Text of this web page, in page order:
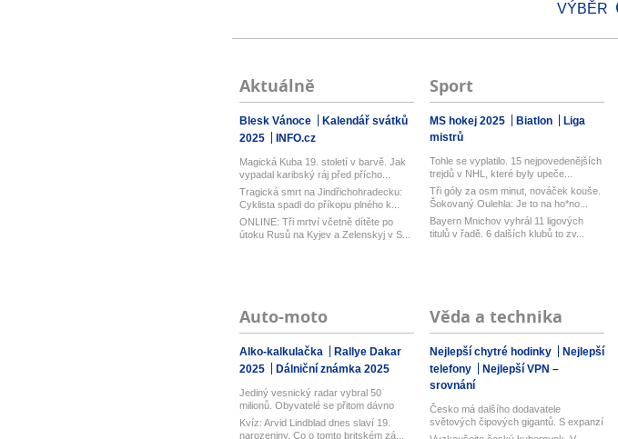
VÝBĚR
Aktuálně
Blesk Vánoce
Kalendář svátků
2025
INFO.cz
Magická Kuba 19. století v barvě. Jak
vypadal karibský ráj před přícho...
Tragická smrt na Jindřichohradecku:
Cyklista spadl do příkopu plného k...
ONLINE: Tři mrtví včetně dítěte po
útoku Rusů na Kyjev a Zelenskyj v S...
Sport
MS hokej 2025 Biatlon
Liga
mistrů
Tohle se vyplatilo. 15 nejpovedenějších
trejdů v NHL, které byly upeče...
Tři góly za osm minut, nováček kouše.
Šokovaný Oulehla: Je to na ho*no...
Bayern Mnichov vyhrál 11 ligových
titulů v řadě. 6 dalších klubů to zv...
Auto-moto
Alko-kalkulačka
Rallye Dakar
2025
Dálniční známka 2025
Jediný vesnický radar vybral 50
milionů. Obyvatelé se přitom dávno
bou...
Kvíz: Arvid Lindblad dnes slaví 19.
narozeniny. Co o tomto britském zá...
Věda a technika
Nejlepší chytré hodinky
Nejlepší
telefony
Nejlepší VPN –
srovnání
Česko má dalšího dodavatele
světových čipových gigantů. S expanzí
na T...